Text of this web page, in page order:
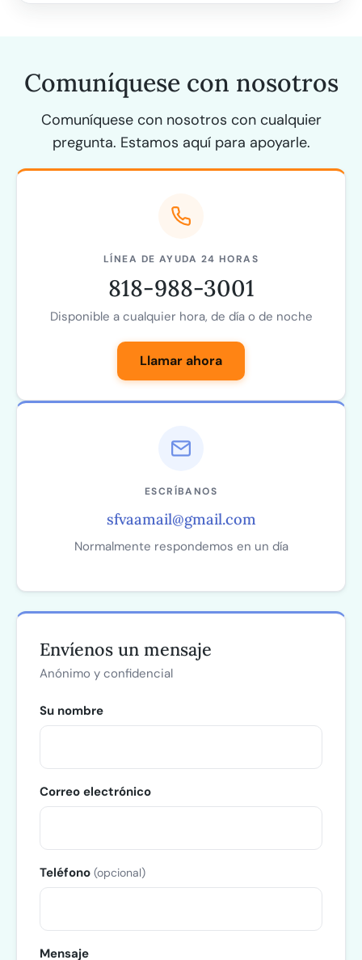
Comuníquese con nosotros
Comuníquese con nosotros con cualquier
pregunta. Estamos aquí para apoyarle.
LÍNEA DE AYUDA 24 HORAS
818-988-3001
Disponible a cualquier hora, de día o de noche
Llamar ahora
ESCRÍBANOS
sfvaamail@gmail.com
Normalmente respondemos en un día
Envíenos un mensaje
Anónimo y confidencial
Su nombre
Correo electrónico
Teléfono (opcional)
Mensaje